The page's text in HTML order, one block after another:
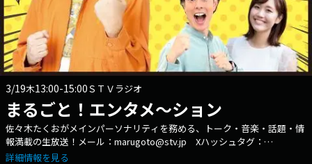
3/19木13:00-15:00ＳＴＶラジオ
まるごと！エンタメ～ション
佐々木たくおがメインパーソナリティを務める、トーク・音楽・話題・情
報満載の生放送！メール：marugoto@stv.jp Xハッシュタグ：
#stvradio Xアカウント：@stvradio
詳細情報を見る